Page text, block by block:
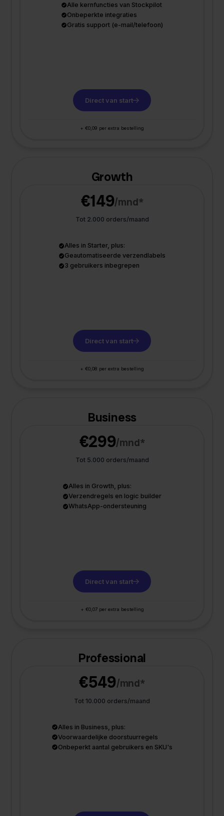
Alle kernfuncties van Stockpilot
Onbeperkte integraties
Gratis support (e-mail/telefoon)
Direct van start
+ €0,09 per extra bestelling
Growth
€149/mnd*
Tot 2.000 orders/maand
Alles in Starter, plus:
Geautomatiseerde verzendlabels
3 gebruikers inbegrepen
Direct van start
+ €0,08 per extra bestelling
Business
€299/mnd*
Tot 5.000 orders/maand
Alles in Growth, plus:
Verzendregels en logic builder
WhatsApp-ondersteuning
Direct van start
+ €0,07 per extra bestelling
Professional
€549/mnd*
Tot 10.000 orders/maand
Alles in Business, plus:
Voorwaardelijke doorstuurregels
Onbeperkt aantal gebruikers en SKU's